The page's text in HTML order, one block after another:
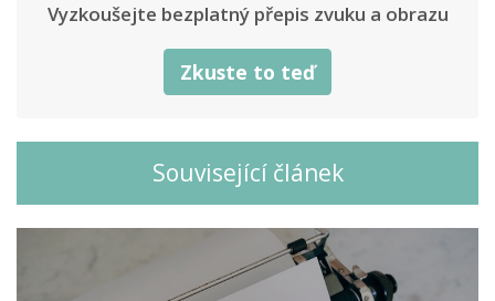
Vyzkoušejte bezplatný přepis zvuku a obrazu
Zkuste to teď
Související článek